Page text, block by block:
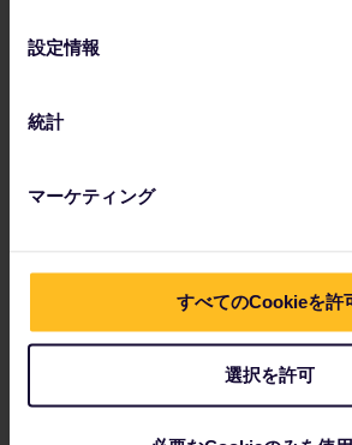
設定情報
統計
マーケティング
すべてのCookieを許
選択を許可
ヨーロッパ中の100以上のパートナー
クションからフェリーの旅、ホステル滞
追加特典の詳細はこち